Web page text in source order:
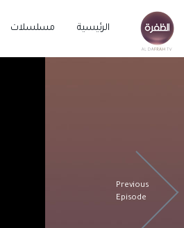
الرئيسية مسلسلات
Previous
Episode